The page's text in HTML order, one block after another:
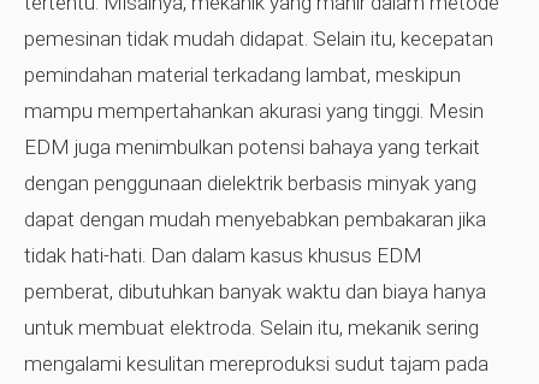
pemesinan tidak mudah didapat. Selain itu, kecepatan
pemindahan material terkadang lambat, meskipun
mampu mempertahankan akurasi yang tinggi. Mesin
EDM juga menimbulkan potensi bahaya yang terkait
dengan penggunaan dielektrik berbasis minyak yang
dapat dengan mudah menyebabkan pembakaran jika
tidak hati-hati. Dan dalam kasus khusus EDM
pemberat, dibutuhkan banyak waktu dan biaya hanya
untuk membuat elektroda. Selain itu, mekanik sering
mengalami kesulitan mereproduksi sudut tajam pada